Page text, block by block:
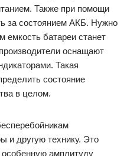
Также при помощи
за состоянием АКБ. Нужно
емкость батареи станет
оснащают
Такая
состояние
в целом.
и другую технику. Это
амплитуду